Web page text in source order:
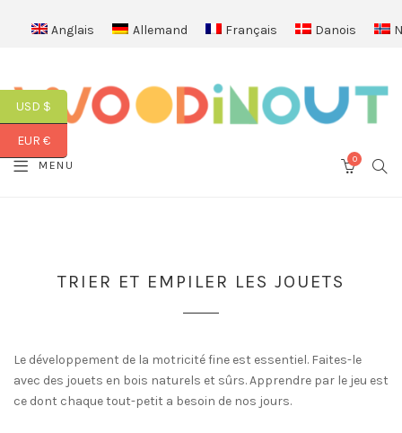
Anglais Allemand Français Danois
MENU 0
TRIER ET EMPILER LES JOUETS
Le développement de la motricité fine est essentiel. Faites-le
avec des jouets en bois naturels et sûrs. Apprendre par le jeu est
ce dont chaque tout-petit a besoin de nos jours.
USD $
EUR €